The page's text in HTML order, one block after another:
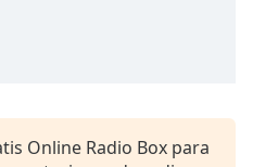
Online Radio Box para